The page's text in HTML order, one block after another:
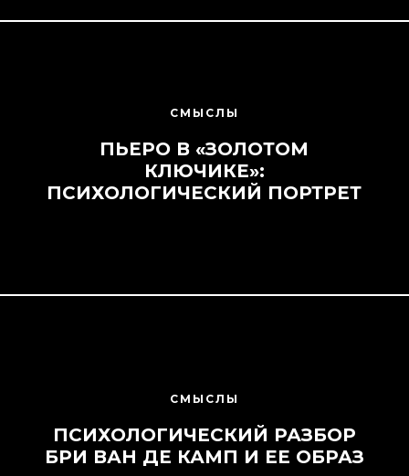
СМЫСЛЫ
ПЬЕРО В «ЗОЛОТОМ
КЛЮЧИКЕ»:
ПСИХОЛОГИЧЕСКИЙ ПОРТРЕТ
СМЫСЛЫ
ПСИХОЛОГИЧЕСКИЙ РАЗБОР
БРИ ВАН ДЕ КАМП И ЕЕ ОБРАЗ